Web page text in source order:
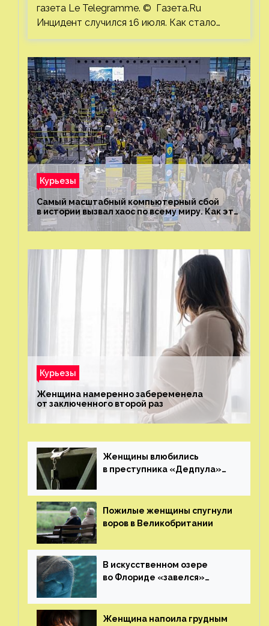
газета Le Telegramme. © Газета.Ru
Инцидент случился 16 июля. Как стало…
Курьезы
Самый масштабный компьютерный сбой
в истории вызвал хаос по всему миру. Как это
было?
Курьезы
Женщина намеренно забеременела
от заключенного второй раз
Женщины влюбились
в преступника «Дедпула»
ему жизнь
Пожилые женщины спугнули
воров в Великобритании
В искусственном озере
во Флориде «завелся»
Женщина напоила грудным